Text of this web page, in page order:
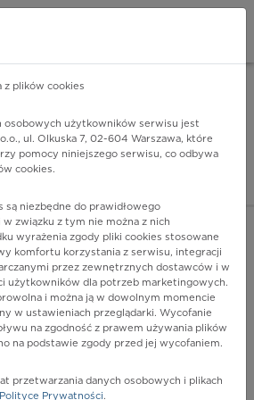
- lider
SIĘ
FILTRY
z plików cookies
osobowych użytkowników serwisu jest
ul. Olkuska 7, 02-604 Warszawa, które
pomocy niniejszego serwisu, co odbywa
cookies.
są niezbędne do prawidłowego
związku z tym nie można z nich
wyrażenia zgody pliki cookies stosowane
komfortu korzystania z serwisu, integracji
przez zewnętrznych dostawców i w
użytkowników dla potrzeb marketingowych.
i można ją w dowolnym momencie
w ustawieniach przeglądarki. Wycofanie
na zgodność z prawem używania plików
na podstawie zgody przed jej wycofaniem.
przetwarzania danych osobowych i plikach
Polityce Prywatności.
- w Google Play INSTALUJ